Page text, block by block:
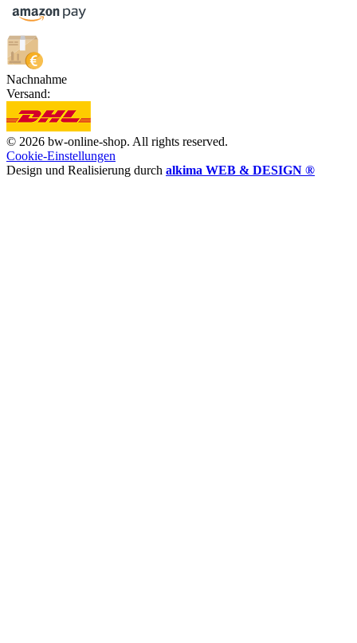
Nachnahme
Versand:
© 2026 bw-online-shop. All rights reserved.
Cookie-Einstellungen
Design und Realisierung durch alkima WEB & DESIGN ®